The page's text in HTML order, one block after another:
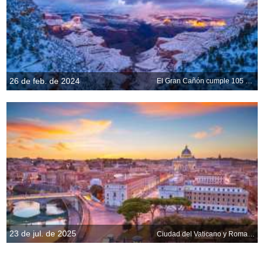
26 de feb. de 2024 El Gran Cañón cumple 105 años
23 de jul. de 2025 Ciudad del Vaticano y Roma, Italia